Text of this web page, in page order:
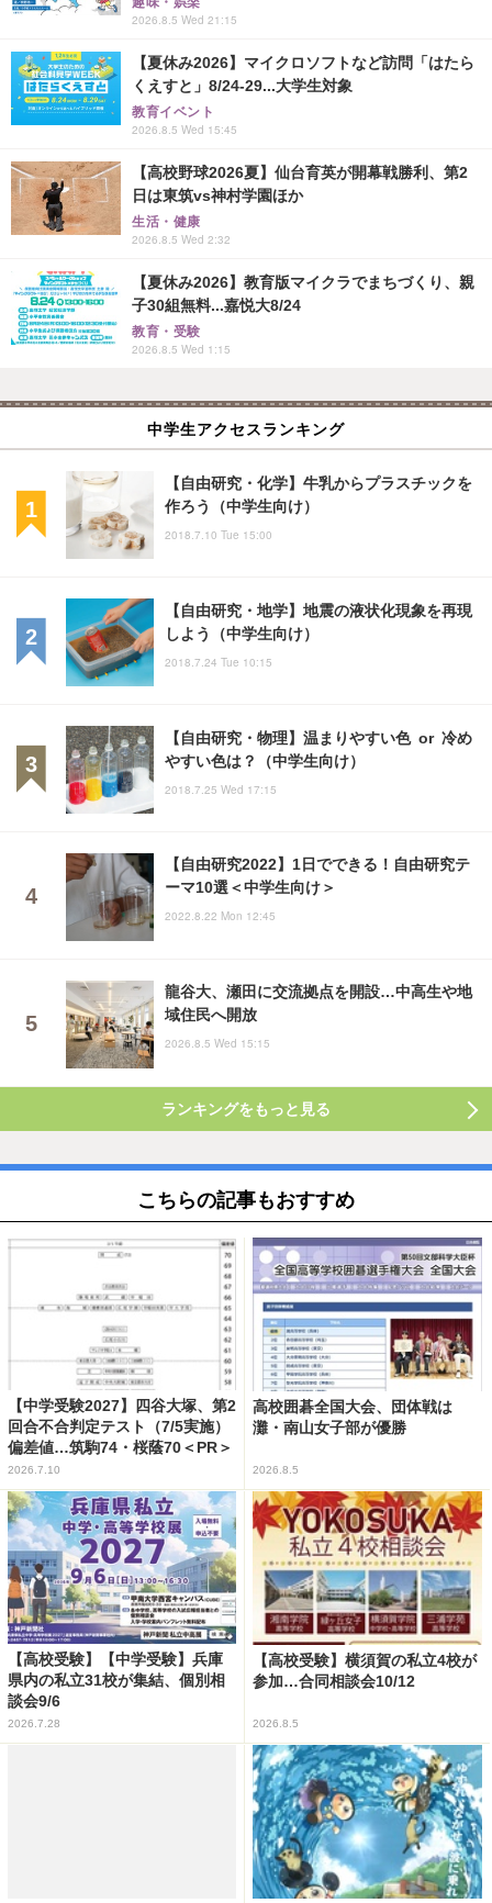
2026.8.5 Wed 21:15
【夏休み2026】マイクロソフトなど訪問「はたら
くえすと」8/24-29...大学生対象
教育イベント
2026.8.5 Wed 15:45
【高校野球2026夏】仙台育英が開幕戦勝利、第2
日は東筑vs神村学園ほか
生活・健康
2026.8.5 Wed 2:32
【夏休み2026】教育版マイクラでまちづくり、親
子30組無料...嘉悦大8/24
教育・受験
2026.8.5 Wed 1:15
中学生アクセスランキング
【自由研究・化学】牛乳からプラスチックを
作ろう（中学生向け）
2018.7.10 Tue 15:00
【自由研究・地学】地震の液状化現象を再現
しよう（中学生向け）
2018.7.24 Tue 10:15
【自由研究・物理】温まりやすい色 or 冷め
やすい色は？（中学生向け）
2018.7.25 Wed 17:15
【自由研究2022】1日でできる！自由研究テ
ーマ10選＜中学生向け＞
2022.8.22 Mon 12:45
龍谷大、瀬田に交流拠点を開設…中高生や地
域住民へ開放
2026.8.5 Wed 15:15
ランキングをもっと見る
こちらの記事もおすすめ
【中学受験2027】四谷大塚、第2
回合不合判定テスト（7/5実施）
偏差値…筑駒74・桜蔭70＜PR＞
2026.7.10
高校囲碁全国大会、団体戦は
灘・南山女子部が優勝
2026.8.5
【高校受験】【中学受験】兵庫
県内の私立31校が集結、個別相
談会9/6
2026.7.28
【高校受験】横須賀の私立4校が
参加…合同相談会10/12
2026.8.5